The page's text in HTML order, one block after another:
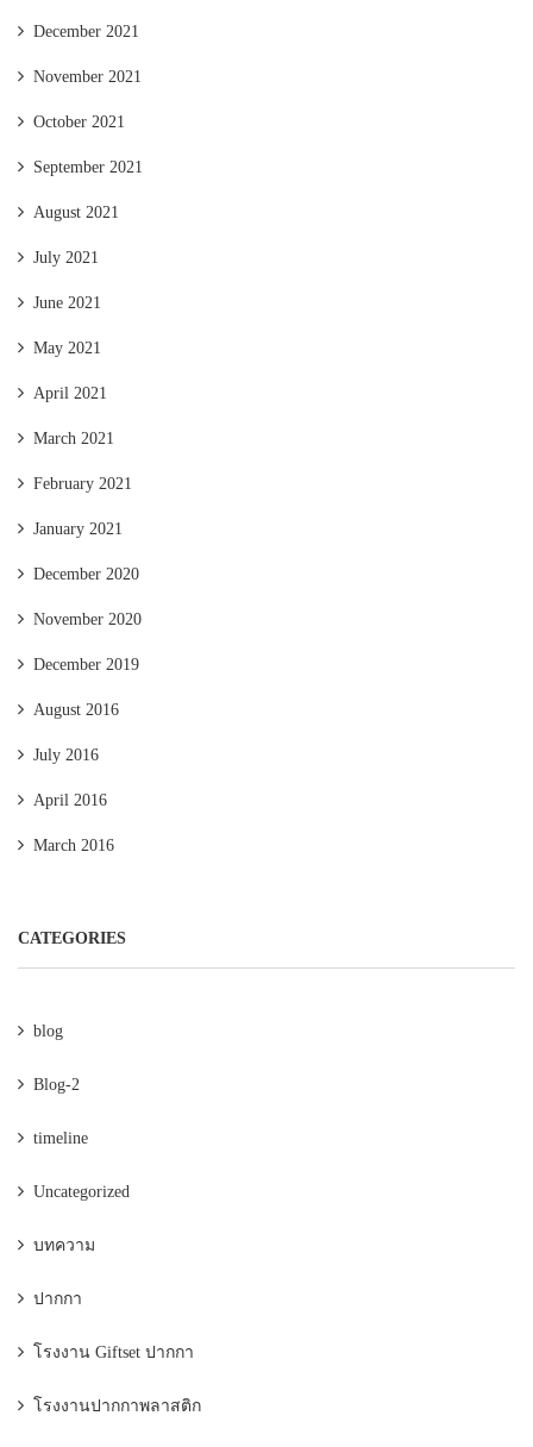
December 2021
November 2021
October 2021
September 2021
August 2021
July 2021
June 2021
May 2021
April 2021
March 2021
February 2021
January 2021
December 2020
November 2020
December 2019
August 2016
July 2016
April 2016
March 2016
CATEGORIES
blog
Blog-2
timeline
Uncategorized
บทความ
ปากกา
โรงงาน Giftset ปากกา
โรงงานปากกาพลาสติก